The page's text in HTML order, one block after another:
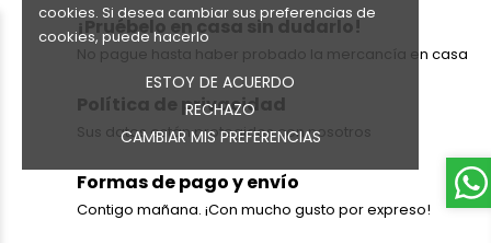
cookies. Si desea cambiar sus preferencias de
cookies, puede hacerlo
ESTOY DE ACUERDO
RECHAZO
CAMBIAR MIS PREFERENCIAS
¡Pruébelo en casa sin dudarlo!
No pague hasta haber probado la mercancía en casa
Política de privacidad
Sus datos están protegidos con nosotros
Formas de pago y envío
Contigo mañana. ¡Con mucho gusto por expreso!